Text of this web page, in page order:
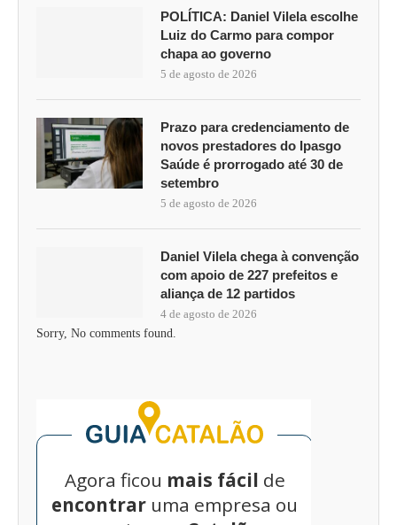
POLÍTICA: Daniel Vilela escolhe
Luiz do Carmo para compor
chapa ao governo
5 de agosto de 2026
Prazo para credenciamento de
novos prestadores do Ipasgo
Saúde é prorrogado até 30 de
setembro
5 de agosto de 2026
Daniel Vilela chega à convenção
com apoio de 227 prefeitos e
aliança de 12 partidos
4 de agosto de 2026
Sorry, No comments found.